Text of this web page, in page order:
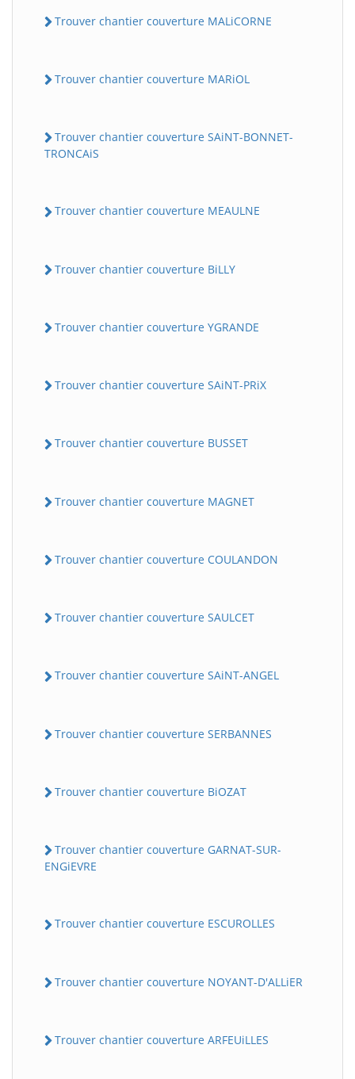
Trouver chantier couverture MALiCORNE
Trouver chantier couverture MARiOL
Trouver chantier couverture SAiNT-BONNET-
TRONCAiS
Trouver chantier couverture MEAULNE
Trouver chantier couverture BiLLY
Trouver chantier couverture YGRANDE
Trouver chantier couverture SAiNT-PRiX
Trouver chantier couverture BUSSET
Trouver chantier couverture MAGNET
Trouver chantier couverture COULANDON
Trouver chantier couverture SAULCET
Trouver chantier couverture SAiNT-ANGEL
Trouver chantier couverture SERBANNES
Trouver chantier couverture BiOZAT
Trouver chantier couverture GARNAT-SUR-
ENGiEVRE
Trouver chantier couverture ESCUROLLES
Trouver chantier couverture NOYANT-D'ALLiER
Trouver chantier couverture ARFEUiLLES